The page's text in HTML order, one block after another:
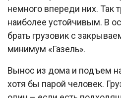
немного впереди них. Так
наиболее устойчивым. В
брать грузовик с
минимум «Газель».
Вынос из дома и подъем
хотя бы парой человек.